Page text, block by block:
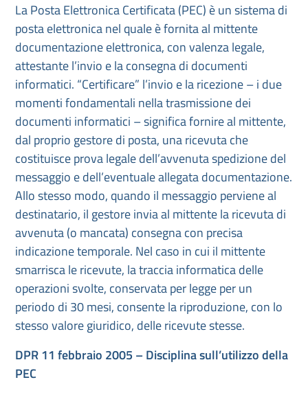
La Posta Elettronica Certificata (PEC) è un sistema di
posta elettronica nel quale è fornita al mittente
documentazione elettronica, con valenza legale,
attestante l’invio e la consegna di documenti
informatici. “Certificare” l’invio e la ricezione – i due
momenti fondamentali nella trasmissione dei
documenti informatici – significa fornire al mittente,
dal proprio gestore di posta, una ricevuta che
costituisce prova legale dell’avvenuta spedizione del
messaggio e dell’eventuale allegata documentazione.
Allo stesso modo, quando il messaggio perviene al
destinatario, il gestore invia al mittente la ricevuta di
avvenuta (o mancata) consegna con precisa
indicazione temporale. Nel caso in cui il mittente
smarrisca le ricevute, la traccia informatica delle
operazioni svolte, conservata per legge per un
periodo di 30 mesi, consente la riproduzione, con lo
stesso valore giuridico, delle ricevute stesse.
DPR 11 febbraio 2005 – Disciplina sull’utilizzo della
PEC